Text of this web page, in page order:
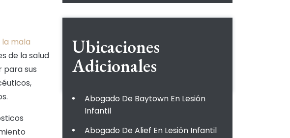
la mala
de la salud
sus
Ubicaciones
Adicionales
Abogado De Baytown En Lesión
Infantil
Abogado De Alief En Lesión Infantil